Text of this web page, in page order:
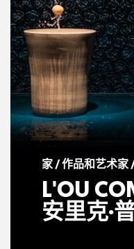
家/作品和艺术家
L'OU
安里克·